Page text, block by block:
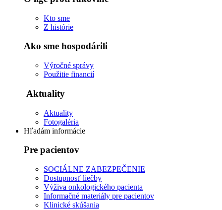
Kto sme
Z histórie
Ako sme hospodárili
Výročné správy
Použitie financií
Aktuality
Aktuality
Fotogaléria
Hľadám informácie
Pre pacientov
SOCIÁLNE ZABEZPEČENIE
Dostupnosť liečby
Výživa onkologického pacienta
Informačné materiály pre pacientov
Klinické skúšania